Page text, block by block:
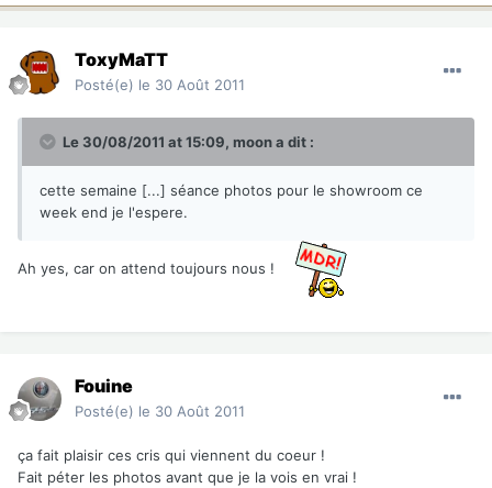
ToxyMaTT
Posté(e) le 30 Août 2011
Le 30/08/2011 at 15:09, moon a dit :
cette semaine [...] séance photos pour le showroom ce
week end je l'espere.
Ah yes, car on attend toujours nous !
Fouine
Posté(e) le 30 Août 2011
ça fait plaisir ces cris qui viennent du coeur !
Fait péter les photos avant que je la vois en vrai !